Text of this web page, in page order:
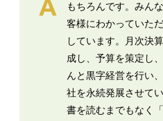
もちろんです。みん
客様にわかっていた
しています。月次決
成し、予算を策定し
んと黒字経営を行い
社を永続発展させて
書を読むまでもなく